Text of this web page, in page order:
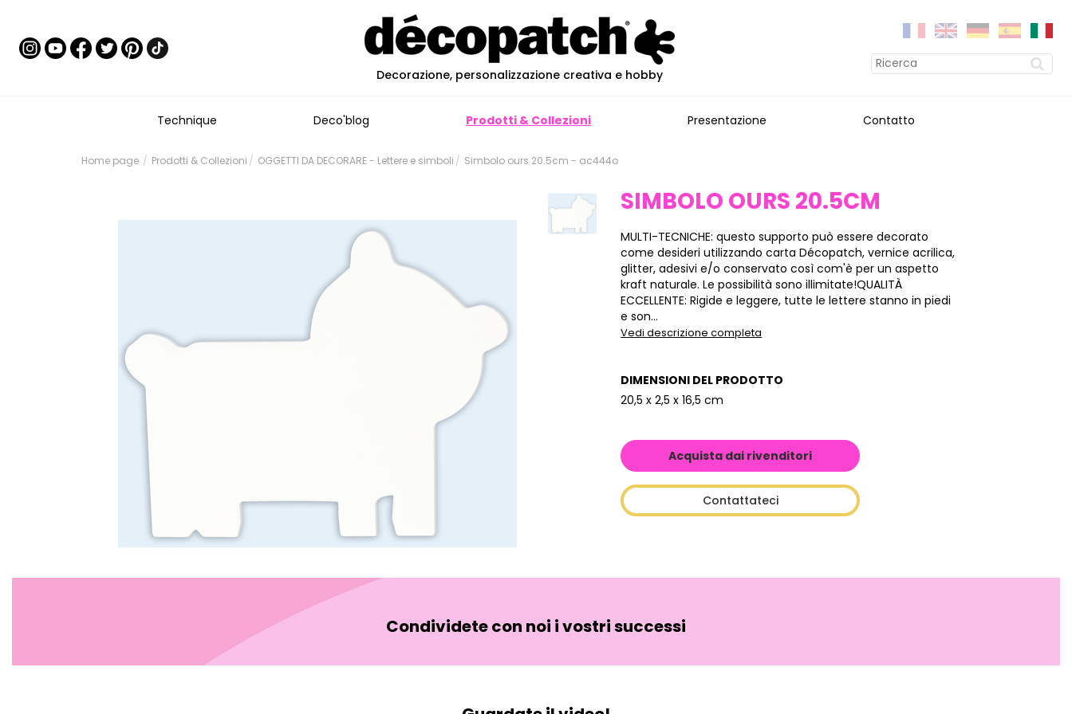
Decorazione, personalizzazione creativa e hobby
Technique Deco'blog Prodotti & Collezioni Presentazione Contatto
Home page Prodotti & Collezioni OGGETTI DA DECORARE - Lettere e simboli Simbolo ours 20.5cm - ac444o
SIMBOLO OURS 20.5CM
MULTI-TECNICHE: questo supporto può essere decorato
come desideri utilizzando carta Décopatch, vernice acrilica,
glitter, adesivi e/o conservato così com'è per un aspetto
kraft naturale. Le possibilità sono illimitate!QUALITÀ
ECCELLENTE: Rigide e leggere, tutte le lettere stanno in piedi
e son...
Vedi descrizione completa
DIMENSIONI DEL PRODOTTO
20,5 x 2,5 x 16,5 cm
Acquista dai rivenditori
Contattateci
Condividete con noi i vostri successi